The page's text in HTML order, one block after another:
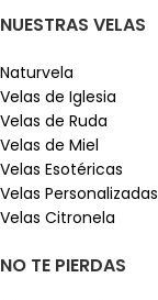
NUESTRAS VELAS
Naturvela
Velas de Iglesia
Velas de Ruda
Velas de Miel
Velas Esotéricas
Velas Personalizadas
Velas Citronela
NO TE PIERDAS